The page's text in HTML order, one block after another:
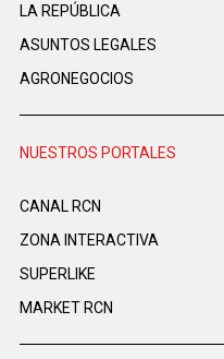
LA REPÚBLICA
ASUNTOS LEGALES
AGRONEGOCIOS
NUESTROS PORTALES
CANAL RCN
ZONA INTERACTIVA
SUPERLIKE
MARKET RCN